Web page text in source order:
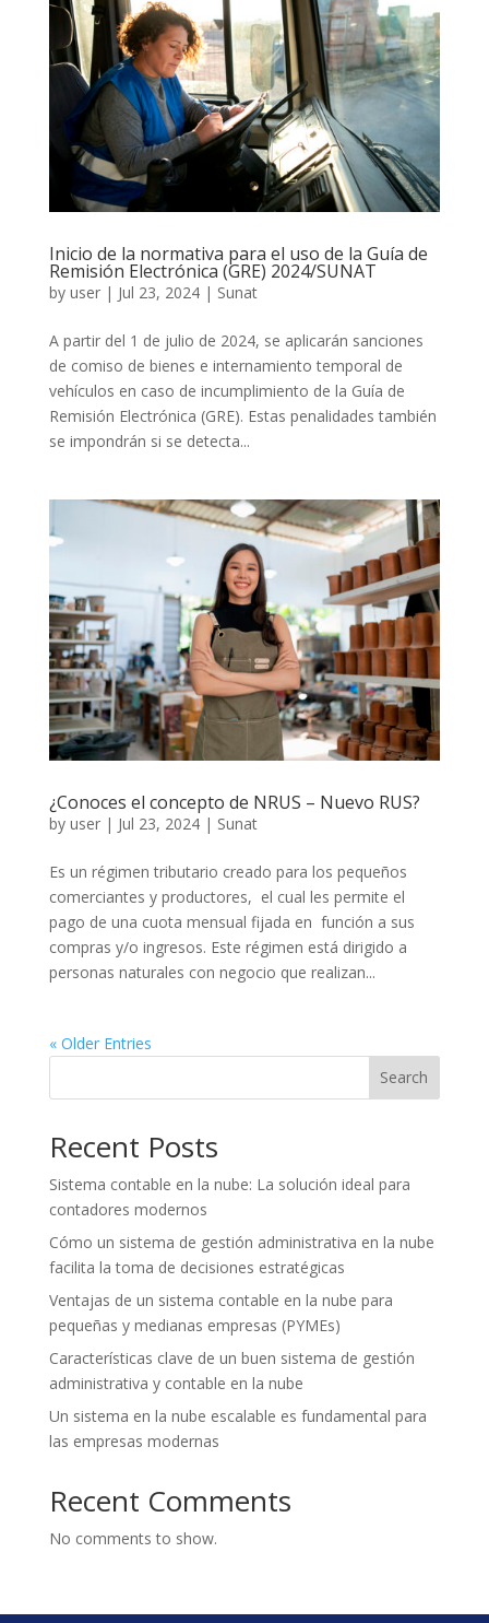
Inicio de la normativa para el uso de la Guía de
Remisión Electrónica (GRE) 2024/SUNAT
by user| Jul 23, 2024| Sunat
A partir del 1 de julio de 2024, se aplicarán sanciones
de comiso de bienes e internamiento temporal de
vehículos en caso de incumplimiento de la Guía de
Remisión Electrónica (GRE). Estas penalidades también
se impondrán si se detecta...
¿Conoces el concepto de NRUS – Nuevo RUS?
by user| Jul 23, 2024| Sunat
Es un régimen tributario creado para los pequeños
comerciantes y productores, el cual les permite el
pago de una cuota mensual fijada en función a sus
compras y/o ingresos. Este régimen está dirigido a
personas naturales con negocio que realizan...
« Older Entries
Search
Recent Posts
Sistema contable en la nube: La solución ideal para
contadores modernos
Cómo un sistema de gestión administrativa en la nube
facilita la toma de decisiones estratégicas
Ventajas de un sistema contable en la nube para
pequeñas y medianas empresas (PYMEs)
Características clave de un buen sistema de gestión
administrativa y contable en la nube
Un sistema en la nube escalable es fundamental para
las empresas modernas
Recent Comments
No comments to show.